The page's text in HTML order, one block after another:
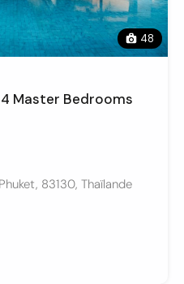
48
Master Bedrooms
83130, Thaïlande